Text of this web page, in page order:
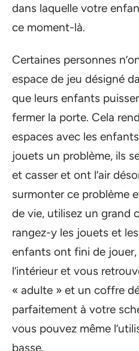
dans laquelle votre
ce moment-là.
Certaines personnes
espace de jeu désigné
que leurs enfants
fermer la porte. Cela
espaces avec les
jouets un problème, ils
et casser et ont l’air
surmonter ce problème
de vie, utilisez un grand
rangez-y les jouets et
enfants ont fini de
l’intérieur et vous
« adulte » et un coffre
parfaitement à votre
vous pouvez même
basse.